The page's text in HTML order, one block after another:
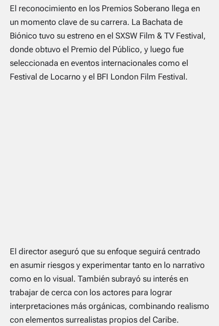
El reconocimiento en los Premios Soberano llega en
un momento clave de su carrera. La Bachata de
Biónico tuvo su estreno en el SXSW Film & TV Festival,
donde obtuvo el Premio del Público, y luego fue
seleccionada en eventos internacionales como el
Festival de Locarno y el BFI London Film Festival.
El director aseguró que su enfoque seguirá centrado
en asumir riesgos y experimentar tanto en lo narrativo
como en lo visual. También subrayó su interés en
trabajar de cerca con los actores para lograr
interpretaciones más orgánicas, combinando realismo
con elementos surrealistas propios del Caribe.